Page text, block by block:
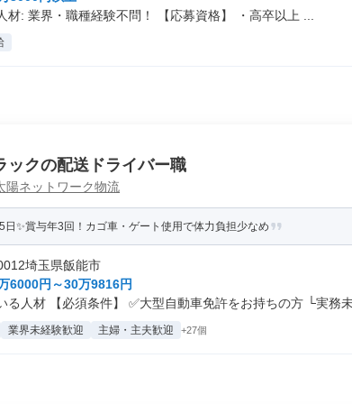
材: 業界・職種経験不問！ 【応募資格】 ・高卒以上 ...
ックの配送ドライバー職
陽ネットワーク物流
日✨賞与年3回！カゴ車・ゲート使用で体力負担少なめ
埼玉県飯能市
6000円～30万9816円
る人材 【必須条件】 ✅大型自動車免許をお持ちの方 └実務
業界未経験歓迎 主婦・主夫歓迎 +27個